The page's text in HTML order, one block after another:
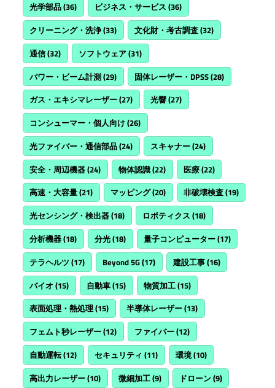
光学部品(36) ビジネス・サービス (36)
クリーニング・洗浄(33) 文化財・考古調査(32)
通信(32) ソフトウェア(31)
パワー・ビーム計測(29) 固体レーザー・DPSS(28)
ガス・エキシマレーザー(27) 光響(27)
コンシューマー・個人向け(26)
光ファイバー・通信部品(24) スキャナー(24)
安全・周辺機器(24) 物体認識(22) 医療(22)
高速・大容量(21) マッピング(20) 非破壊検査(19)
光センシング・検出器(18) ロボティクス (18)
分析機器(18) 分光(18) 量子コンピューター(17)
テラヘルツ (17) Beyond 5G(17) 建設工事(16)
バイオ (15) 自動車(15) 物質加工(15)
表面処理・熱処理(15) 半導体レーザー(13)
フェムト秒レーザー(12) ファイバー(12)
自動運転(12) セキュリティ (11) 環境(10)
高出力レーザー(10) 微細加工(9) ドローン(9)